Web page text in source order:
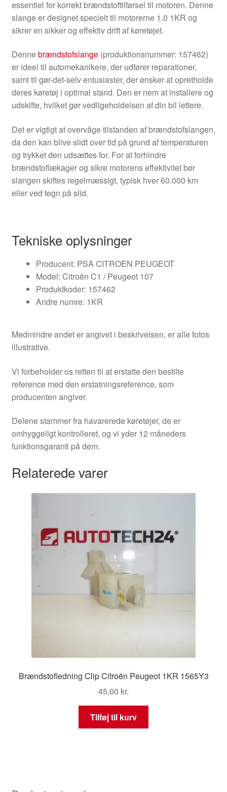
essentiel for korrekt brændstoftilførsel til motoren. Denne
slange er designet specielt til motorerne 1.0 1KR og
sikrer en sikker og effektiv drift af køretøjet.
Dennebrændstofslange(produktionsnummer: 157462)
er ideel til automekanikere, der udfører reparationer,
samt til gør-det-selv entusiaster, der ønsker at opretholde
deres køretøj i optimal stand. Den er nem at installere og
udskifte, hvilket gør vedligeholdelsen af din bil lettere.
Det er vigtigt at overvåge tilstanden af brændstofslangen,
da den kan blive slidt over tid på grund af temperaturen
og trykket den udsættes for. For at forhindre
brændstoflækager og sikre motorens effektivitet bør
slangen skiftes regelmæssigt, typisk hver 60.000 km
eller ved tegn på slid.
Tekniske oplysninger
Producent: PSA CITROEN PEUGEOT
Model: Citroën C1 / Peugeot 107
Produktkoder: 157462
Andre numre: 1KR
Medmindre andet er angivet i beskrivelsen, er alle fotos
illustrative.
Vi forbeholder os retten til at erstatte den bestilte
reference med den erstatningsreference, som
producenten angiver.
Delene stammer fra havarerede køretøjer, de er
omhyggeligt kontrolleret, og vi yder 12 måneders
funktionsgaranti på dem.
Relaterede varer
Brændstofledning Clip Citroën Peugeot 1KR 1565Y3
45,00 kr.
Tilføj til kurv